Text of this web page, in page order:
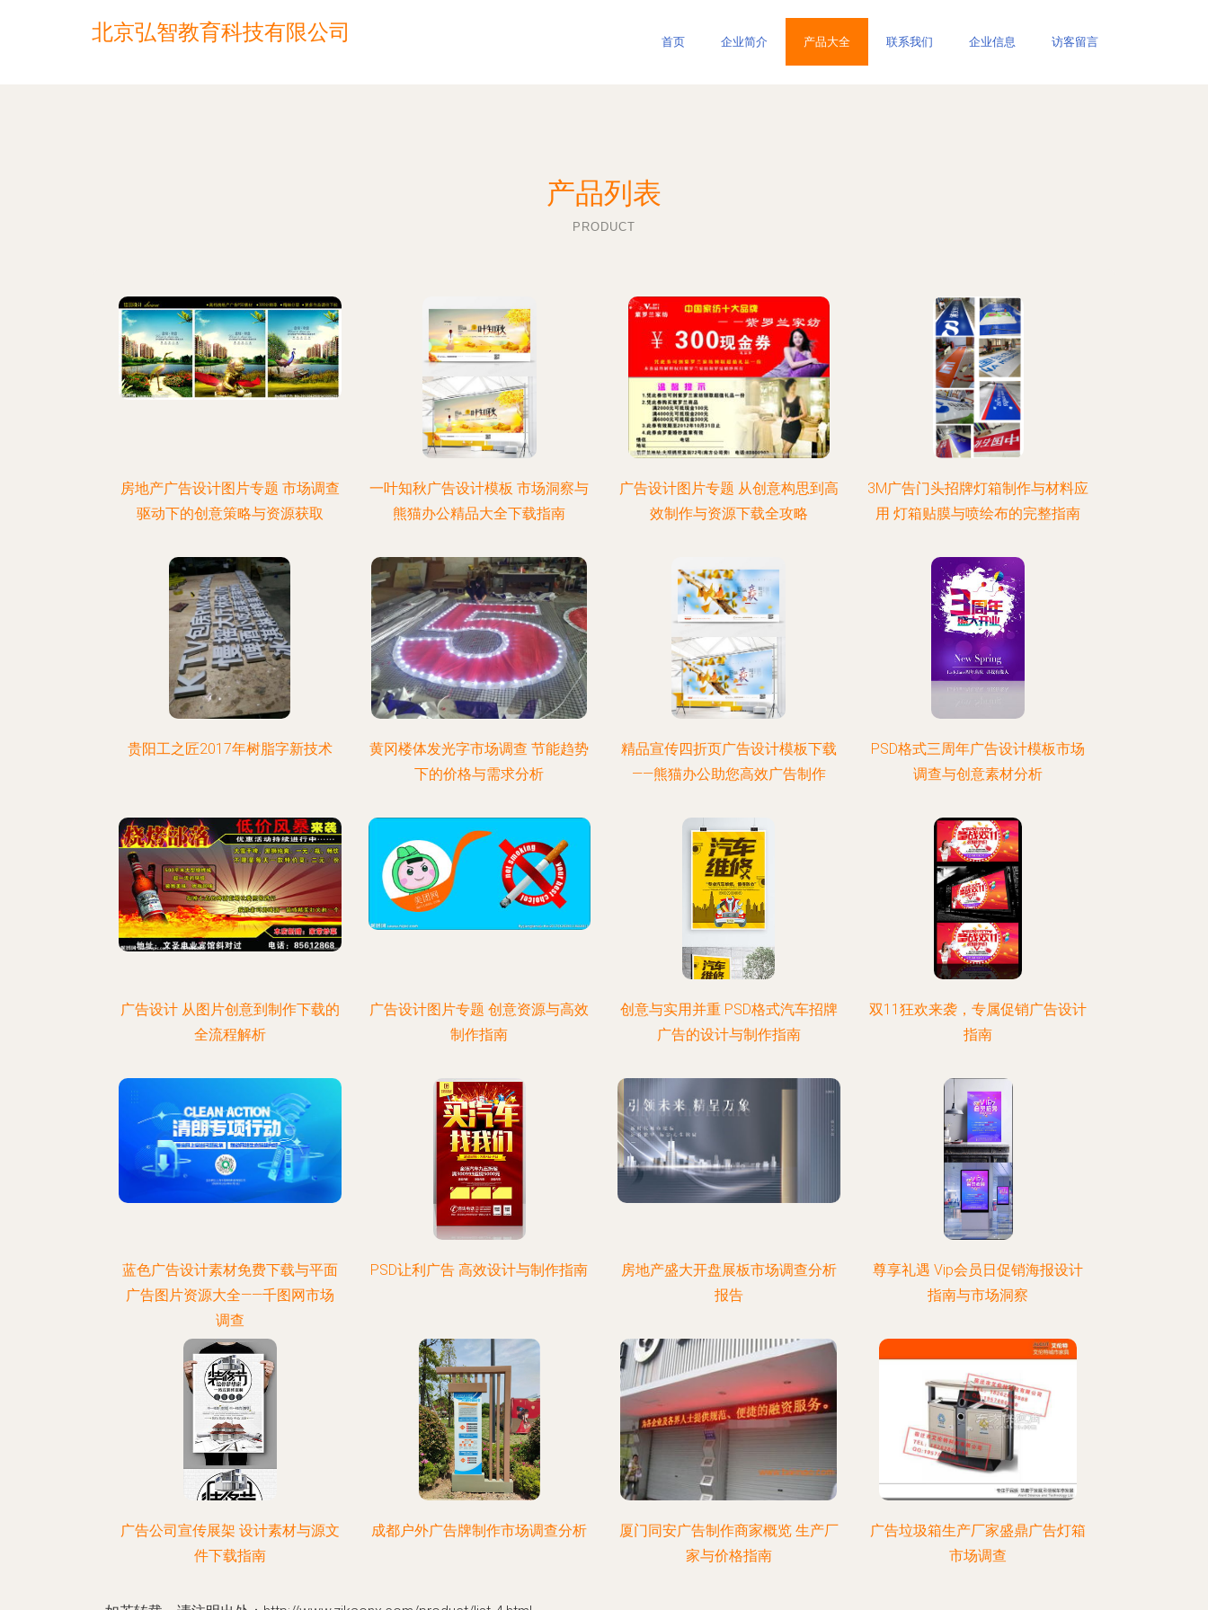
北京弘智教育科技有限公司 首页 企业简介 产品大全 联系我们 企业信息 访客留言
产品列表
PRODUCT
房地产广告设计图片专题 市场调查
驱动下的创意策略与资源获取
一叶知秋广告设计模板 市场洞察与
熊猫办公精品大全下载指南
广告设计图片专题 从创意构思到高
效制作与资源下载全攻略
3M广告门头招牌灯箱制作与材料应
用 灯箱贴膜与喷绘布的完整指南
贵阳工之匠2017年树脂字新技术
黄冈楼体发光字市场调查 节能趋势
下的价格与需求分析
精品宣传四折页广告设计模板下载
——熊猫办公助您高效广告制作
PSD格式三周年广告设计模板市场
调查与创意素材分析
广告设计 从图片创意到制作下载的
全流程解析
广告设计图片专题 创意资源与高效
制作指南
创意与实用并重 PSD格式汽车招牌
广告的设计与制作指南
双11狂欢来袭，专属促销广告设计
指南
蓝色广告设计素材免费下载与平面
广告图片资源大全——千图网市场
调查
PSD让利广告 高效设计与制作指南
房地产盛大开盘展板市场调查分析
报告
尊享礼遇 Vip会员日促销海报设计
指南与市场洞察
广告公司宣传展架 设计素材与源文
件下载指南
成都户外广告牌制作市场调查分析
厦门同安广告制作商家概览 生产厂
家与价格指南
广告垃圾箱生产厂家盛鼎广告灯箱
市场调查